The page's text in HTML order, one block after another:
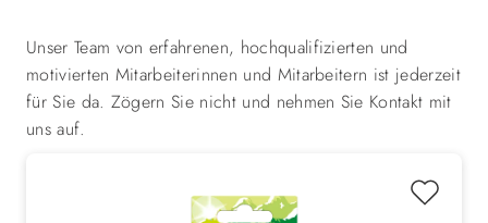
Unser Team von erfahrenen, hochqualifizierten und
motivierten Mitarbeiterinnen und Mitarbeitern ist jederzeit
für Sie da. Zögern Sie nicht und nehmen Sie Kontakt mit
uns auf.